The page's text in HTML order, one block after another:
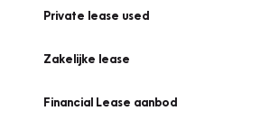
Private lease used
Zakelijke lease
Financial Lease aanbod